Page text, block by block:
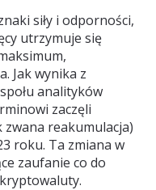
siły i odporności,
utrzymuje się
Jak wynika z
analityków
zaczęli
reakumulacja)
roku. Ta zmiana w
zaufanie co do